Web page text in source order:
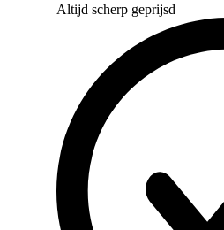
Altijd scherp geprijsd